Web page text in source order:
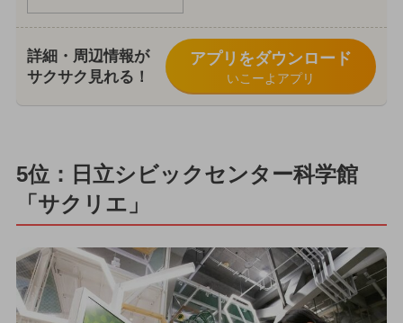
詳細・周辺情報が
サクサク見れる！
アプリをダウンロード
いこーよアプリ
5位：日立シビックセンター科学館
「サクリエ」